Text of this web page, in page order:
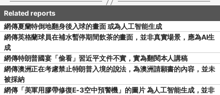
網傳夏蘭特倒地翻身後入球的畫面 或為人工智能生成
網傳英格蘭球員在補水暫停期間飲茶的畫面，並非真實場景，應為AI生
成
網傳特朗普國宴「偷看」習近平文件不實，實為翻閱本人講稿
網傳澳洲正在考慮禁止特朗普入境的說法，為澳洲請願書的內容，並未
被採納
網傳「美軍用膠帶修復E-3空中預警機」的圖片 為人工智能生成，並非